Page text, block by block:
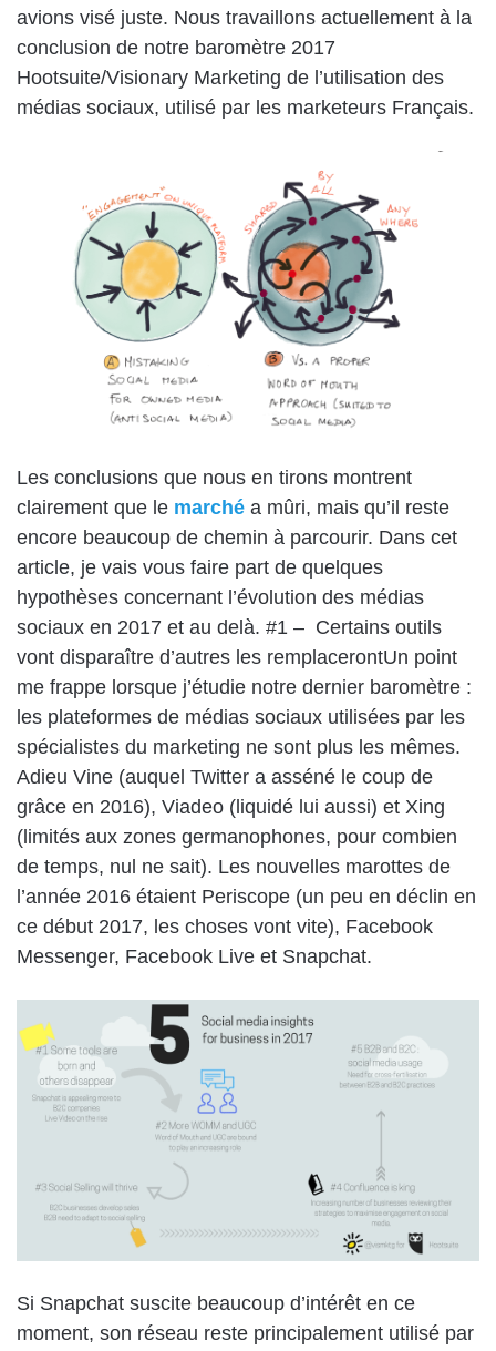
avions visé juste. Nous travaillons actuellement à la
conclusion de notre baromètre 2017
Hootsuite/Visionary Marketing de l’utilisation des
médias sociaux, utilisé par les marketeurs Français.
Les conclusions que nous en tirons montrent
clairement que le marché a mûri, mais qu’il reste
encore beaucoup de chemin à parcourir. Dans cet
article, je vais vous faire part de quelques
hypothèses concernant l’évolution des médias
sociaux en 2017 et au delà. #1 – Certains outils
vont disparaître d’autres les remplacerontUn point
me frappe lorsque j’étudie notre dernier baromètre :
les plateformes de médias sociaux utilisées par les
spécialistes du marketing ne sont plus les mêmes.
Adieu Vine (auquel Twitter a asséné le coup de
grâce en 2016), Viadeo (liquidé lui aussi) et Xing
(limités aux zones germanophones, pour combien
de temps, nul ne sait). Les nouvelles marottes de
l’année 2016 étaient Periscope (un peu en déclin en
ce début 2017, les choses vont vite), Facebook
Messenger, Facebook Live et Snapchat.
Si Snapchat suscite beaucoup d’intérêt en ce
moment, son réseau reste principalement utilisé par